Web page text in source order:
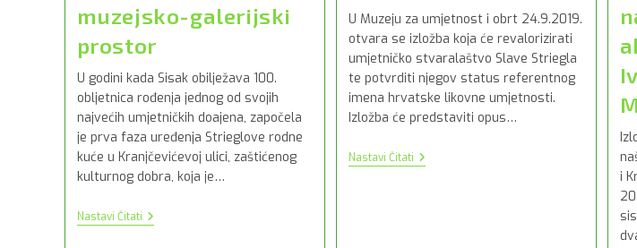
muzejsko-galerijski
prostor
U godini kada Sisak obilježava 100.
obljetnica rođenja jednog od svojih
najvećih umjetničkih doajena, započela
je prva faza uređenja Strieglove rodne
kuće u Kranjčevićevoj ulici, zaštićenog
kulturnog dobra, koja je…
Nastavi ČitatiKuća
Striegl
U Muzeju za umjetnost i obrt 24.9.2019.
otvara se izložba koja će revalorizirati
umjetničko stvaralaštvo Slave Striegla
te potvrditi njegov status referentnog
imena hrvatske likovne umjetnosti.
Izložba će predstaviti opus…
Nastavi ČitatiSlavo
Striegl
i